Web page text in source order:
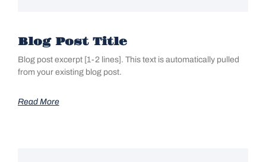
Blog Post Title
Blog post excerpt [1-2 lines]. This text is automatically pulled
from your existing blog post.
Read More